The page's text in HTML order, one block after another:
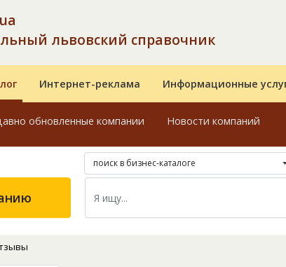
львовский справочник
Интернет-реклама Информационные
обновленные компании Новости компаний
поиск в бизнес-каталоге